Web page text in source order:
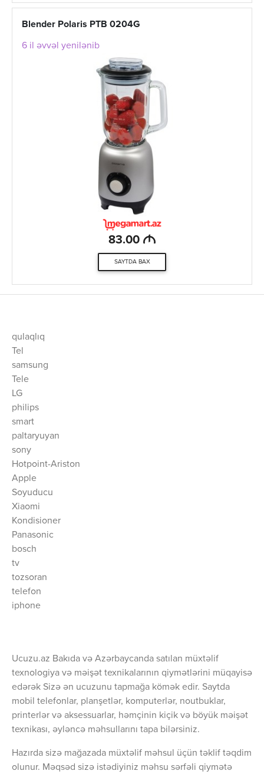
Blender Polaris PTB 0204G
6 il əvvəl yenilənib
83.00 M
SAYTDA BAX
qulaqlıq
Tel
samsung
Tele
LG
philips
smart
paltaryuyan
sony
Hotpoint-Ariston
Apple
Soyuducu
Xiaomi
Kondisioner
Panasonic
bosch
tv
tozsoran
telefon
iphone
Ucuzu.az Bakıda və Azərbaycanda satılan müxtəlif
texnologiya və məişət texnikalarının qiymətlərini müqayisə
edərək Sizə ən ucuzunu tapmağa kömək edir. Saytda
mobil telefonlar, planşetlər, komputerlər, noutbuklar,
printerlər və aksessuarlar, həmçinin kiçik və böyük məişət
texnikası, əyləncə məhsullarını tapa bilərsiniz.
Hazırda sizə mağazada müxtəlif məhsul üçün təklif təqdim
olunur. Məqsəd sizə istədiyiniz məhsu sərfəli qiymətə